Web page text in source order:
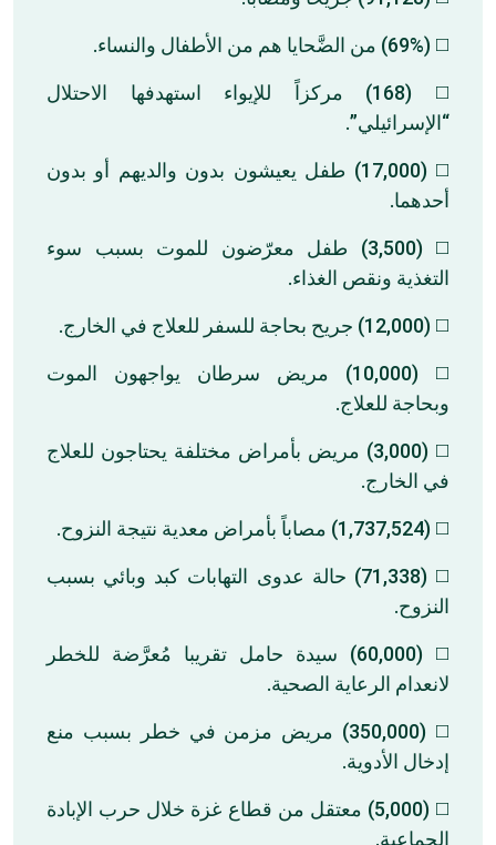
◻️ (69%) من الضَّحايا هم من الأطفال والنساء.
◻️ (168) مركزاً للإيواء استهدفها الاحتلال
“الإسرائيلي”.
◻️ (17,000) طفل يعيشون بدون والديهم أو بدون
أحدهما.
◻️ (3,500) طفل معرّضون للموت بسبب سوء
التغذية ونقص الغذاء.
◻️ (12,000) جريح بحاجة للسفر للعلاج في الخارج.
◻️ (10,000) مريض سرطان يواجهون الموت
وبحاجة للعلاج.
◻️ (3,000) مريض بأمراض مختلفة يحتاجون للعلاج
في الخارج.
◻️ (1,737,524) مصاباً بأمراض معدية نتيجة النزوح.
◻️ (71,338) حالة عدوى التهابات كبد وبائي بسبب
النزوح.
◻️ (60,000) سيدة حامل تقريبا مُعرَّضة للخطر
لانعدام الرعاية الصحية.
◻️ (350,000) مريض مزمن في خطر بسبب منع
إدخال الأدوية.
◻️ (5,000) معتقل من قطاع غزة خلال حرب الإبادة
الجماعية.